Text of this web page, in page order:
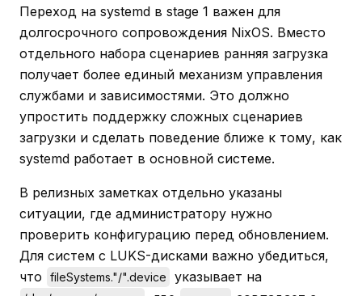
Переход на systemd в stage 1 важен для
долгосрочного сопровождения NixOS. Вместо
отдельного набора сценариев ранняя загрузка
получает более единый механизм управления
службами и зависимостями. Это должно
упростить поддержку сложных сценариев
загрузки и сделать поведение ближе к тому, как
systemd работает в основной системе.
В релизных заметках отдельно указаны
ситуации, где администратору нужно
проверить конфигурацию перед обновлением.
Для систем с LUKS-дисками важно убедиться,
что
fileSystems."/".device указывает на